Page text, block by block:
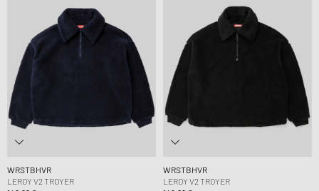
WRSTBHVR
LEROY V2 TROYER
WRSTBHVR
LEROY V2 TROYER